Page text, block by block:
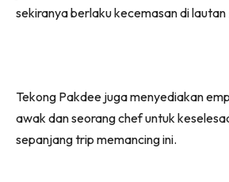
sekiranya berlaku kecemasan di
Tekong Pakdee juga menyediakan
awak dan seorang chef untuk
sepanjang trip memancing ini.